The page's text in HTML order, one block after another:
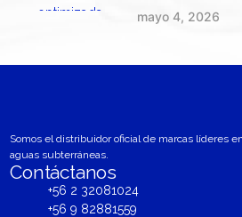
mayo 4, 2026
Somos el distribuidor oficial de marcas líderes
aguas subterráneas.
Contáctanos
+56 2 32081024
+56 9 82881559